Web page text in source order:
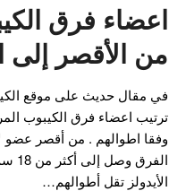
اعضاء فرق
من الأقصر إلى
وفقا اطوالهم . من أقصر
الأيدولز تقل أطوالهم…